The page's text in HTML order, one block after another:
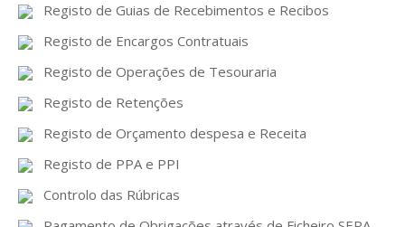
GESFeira
GESInventário
GESLicenciamento
Registo de Guias de Recebimentos e Recibos
Registo de Encargos Contratuais
Registo de Operações de Tesouraria
Registo de Retenções
Registo de Orçamento despesa e Receita
Registo de PPA e PPI
Controlo das Rúbricas